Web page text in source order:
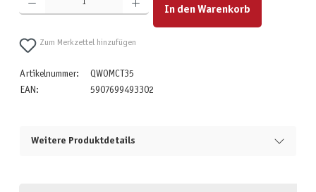
In den Warenkorb
Zum Merkzettel hinzufügen
Artikelnummer:
QWOMCT35
EAN:
5907699493302
Weitere Produktdetails